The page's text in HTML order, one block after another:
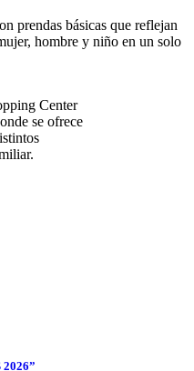
prendas básicas que reflejan
hombre y niño en un solo
Center
se ofrece